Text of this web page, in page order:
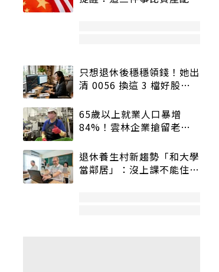
只想退休後穩穩領錢！她出
清 0056 換這 3 檔好股：
65歲以上就業人口暴增
84%！雲林企業搶留老員
退休養生村新趨勢「和大學
當鄰居」：沒上課不能住、